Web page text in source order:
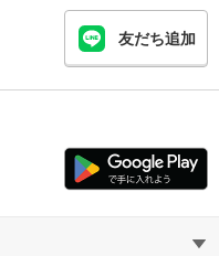
友だち追加